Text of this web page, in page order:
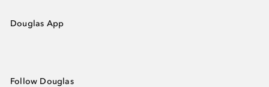
Douglas App
Follow Douglas